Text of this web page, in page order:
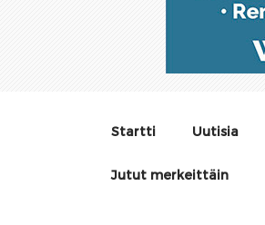
Startti Uutisia
Jutut merkeittäin